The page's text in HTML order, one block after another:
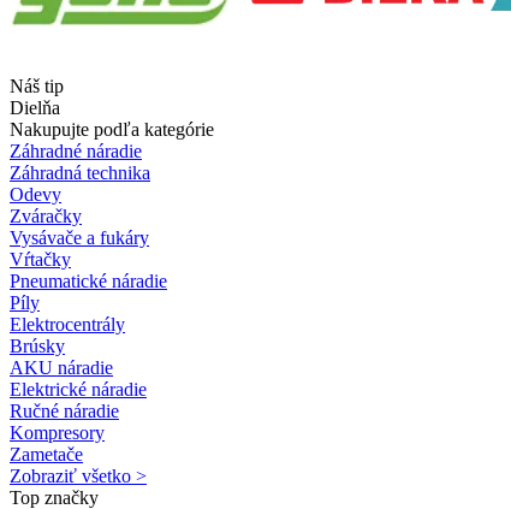
Náš tip
Dielňa
Nakupujte podľa kategórie
Záhradné náradie
Záhradná technika
Odevy
Zváračky
Vysávače a fukáry
Vŕtačky
Pneumatické náradie
Píly
Elektrocentrály
Brúsky
AKU náradie
Elektrické náradie
Ručné náradie
Kompresory
Zametače
Zobraziť všetko >
Top značky